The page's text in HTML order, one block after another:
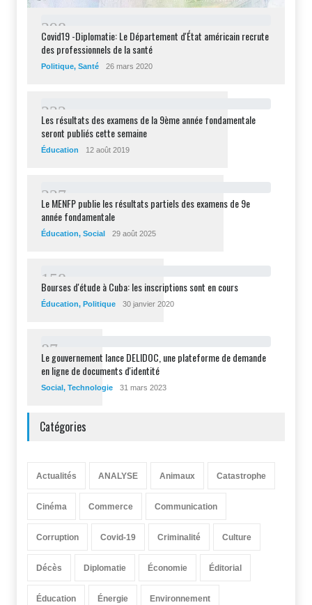
298
Covid19 -Diplomatie: Le Département d'État américain recrute
des professionnels de la santé
Politique, Santé 26 mars 2020
232
Les résultats des examens de la 9ème année fondamentale
seront publiés cette semaine
Éducation 12 août 2019
227
Le MENFP publie les résultats partiels des examens de 9e
année fondamentale
Éducation, Social 29 août 2025
1 58
Bourses d'étude à Cuba: les inscriptions sont en cours
Éducation, Politique 30 janvier 2020
87
Le gouvernement lance DELIDOC, une plateforme de demande
en ligne de documents d'identité
Social, Technologie 31 mars 2023
Catégories
Actualités ANALYSE Animaux Catastrophe
Cinéma Commerce Communication
Corruption Covid-19 Criminalité Culture
Décès Diplomatie Économie Éditorial
Éducation Énergie Environnement